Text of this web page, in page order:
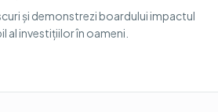
și demonstrezi boardului impactul
al investițiilor în oameni.